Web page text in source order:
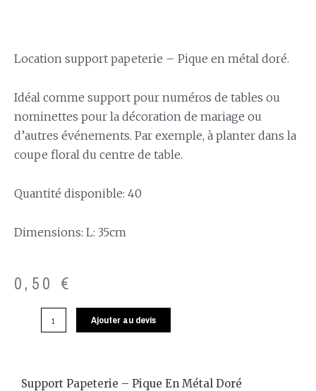
Location support papeterie – Pique en métal doré.
Idéal comme support pour numéros de tables ou
nominettes pour la décoration de mariage ou
d’autres événements. Par exemple, à planter dans la
coupe floral du centre de table.
Quantité disponible: 40
Dimensions: L: 35cm
0,50 €
Ajouter au devis
Support Papeterie – Pique En Métal Doré